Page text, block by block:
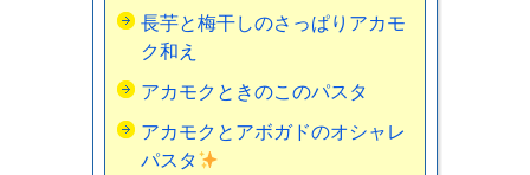
長芋と梅干しのさっぱりアカモ
ク和え
アカモクときのこのパスタ
アカモクとアボガドのオシャレ
パスタ